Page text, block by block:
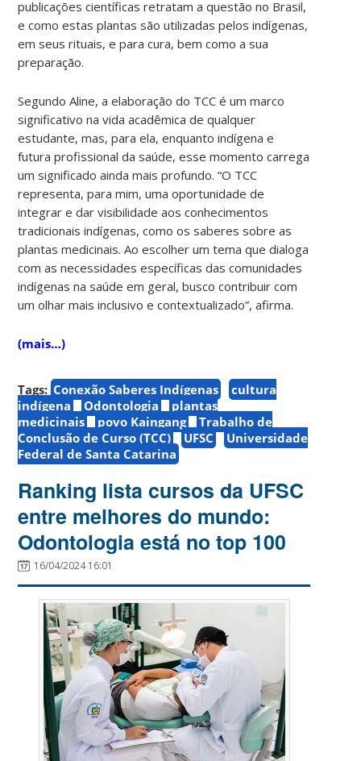
publicações científicas retratam a questão no Brasil,
e como estas plantas são utilizadas pelos indígenas,
em seus rituais, e para cura, bem como a sua
preparação.
Segundo Aline, a elaboração do TCC é um marco
significativo na vida acadêmica de qualquer
estudante, mas, para ela, enquanto indígena e
futura profissional da saúde, esse momento carrega
um significado ainda mais profundo. “O TCC
representa, para mim, uma oportunidade de
integrar e dar visibilidade aos conhecimentos
tradicionais indígenas, como os saberes sobre as
plantas medicinais. Ao escolher um tema que dialoga
com as necessidades específicas das comunidades
indígenas na saúde em geral, busco contribuir com
um olhar mais inclusivo e contextualizado”, afirma.
(mais…)
Tags: Conexão Saberes Indígenas
cultura
indígena
Odontologia
plantas
medicinais
povo Kaingang
Trabalho de
Conclusão de Curso (TCC)
UFSC
Universidade
Federal de Santa Catarina
Ranking lista cursos da UFSC
entre melhores do mundo:
Odontologia está no top 100
16/04/2024 16:01